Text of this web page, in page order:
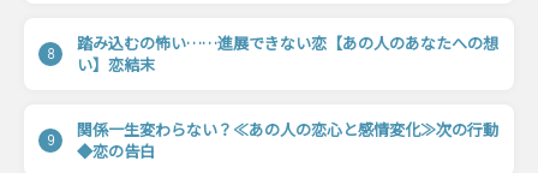
8
踏み込むの怖い……進展できない恋【あの人のあなたへの想
い】恋結末
9
関係一生変わらない？≪あの人の恋心と感情変化≫次の行動
◆恋の告白